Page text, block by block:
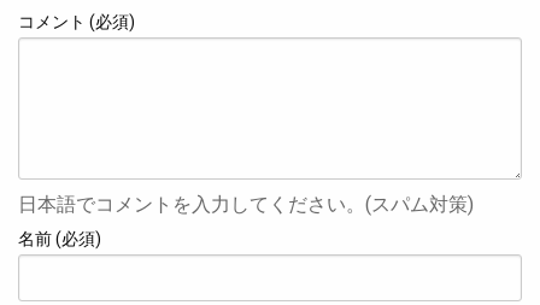
コメント (必須)
日本語でコメントを入力してください。(スパム対策)
名前 (必須)